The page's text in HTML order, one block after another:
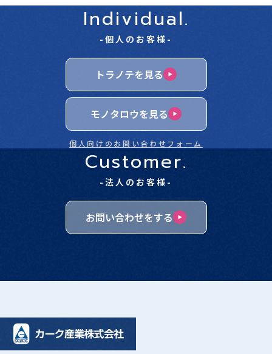
Individual.
-個人のお客様-
トラノテを見る
モノタロウを見る
個人向けのお問い合わせフォーム
Customer.
-法人のお客様-
お問い合わせをする